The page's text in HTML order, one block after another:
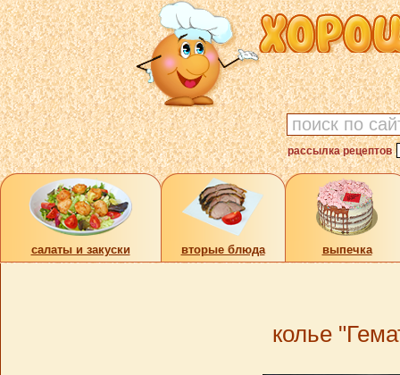
рассылка рецептов
cалаты и закуски вторые блюда выпечка
колье